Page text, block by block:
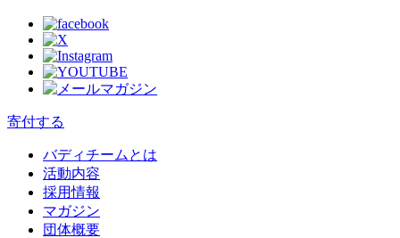
寄付する
バディチームとは
活動内容
採用情報
マガジン
団体概要